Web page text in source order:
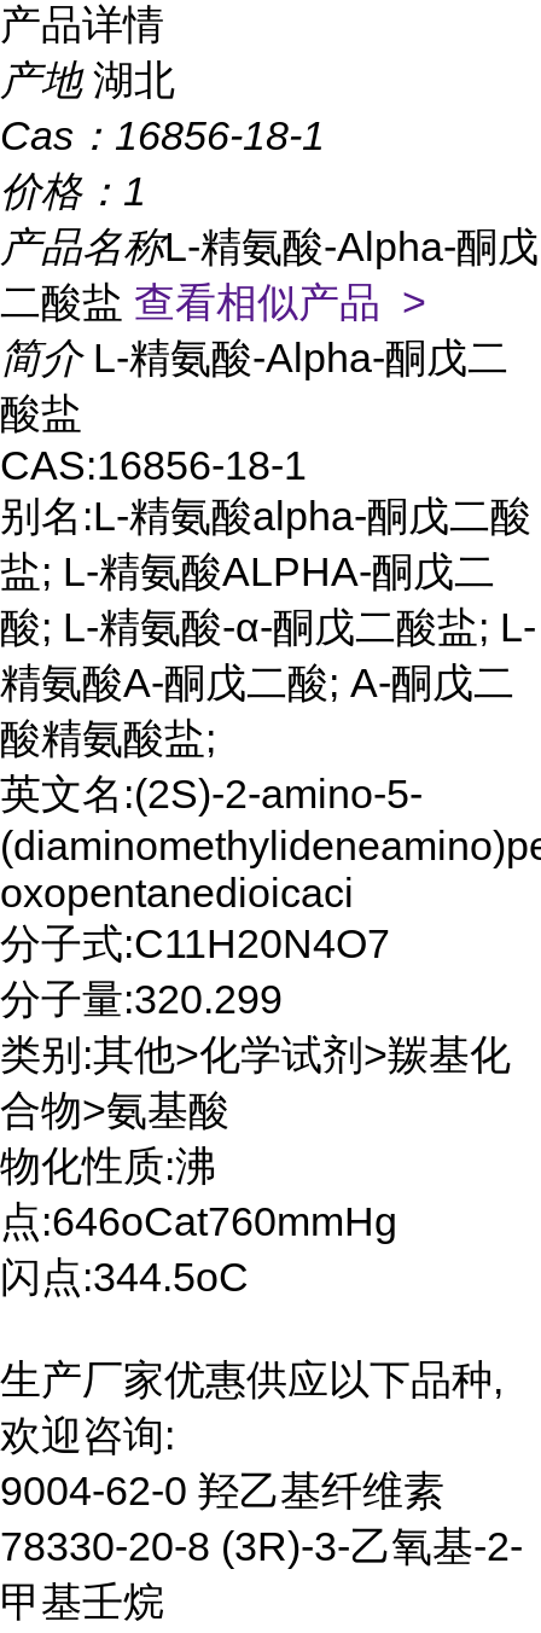
产品详情
产地 湖北
Cas： 16856-18-1
价格： 1
产品名称L-精氨酸-Alpha-酮戊
二酸盐 查看相似产品 >
简介 L-精氨酸-Alpha-酮戊二
酸盐
CAS:16856-18-1
别名:L-精氨酸alpha-酮戊二酸
盐; L-精氨酸ALPHA-酮戊二
酸; L-精氨酸-α-酮戊二酸盐; L-
精氨酸Α-酮戊二酸; Α-酮戊二
酸精氨酸盐;
英文名:(2S)-2-amino-5-
oxopentanedioicaci
分子式:C11H20N4O7
分子量:320.299
类别:其他>化学试剂>羰基化
合物>氨基酸
物化性质:沸
点:646oCat760mmHg
闪点:344.5oC
生产厂家优惠供应以下品种,
欢迎咨询:
9004-62-0 羟乙基纤维素
78330-20-8 (3R)-3-乙氧基-2-
甲基壬烷